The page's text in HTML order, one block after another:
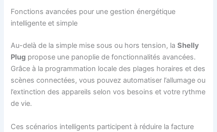
Fonctions avancées pour une gestion énergétique
intelligente et simple
Au-delà de la simple mise sous ou hors tension, laShelly
Plug propose une panoplie de fonctionnalités avancées.
Grâce à la programmation locale des plages horaires et des
scènes connectées, vous pouvez automatiser l’allumage ou
l’extinction des appareils selon vos besoins et votre rythme
de vie.
Ces scénarios intelligents participent à réduire la facture